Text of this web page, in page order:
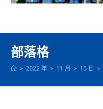
部落格
> 2022 年 > 11 月 > 15 日 >